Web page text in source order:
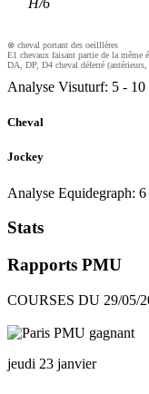
H/6
⊗ cheval portant des oeilllères
E1 chevaux faisant partie de la même
DA, DP, D4 cheval déferré
Analyse Visuturf: 5 - 10
Cheval
Jockey
Analyse Equidegraph: 6
Stats
Rapports PMU
COURSES DU 29/05/
jeudi 23 janvier